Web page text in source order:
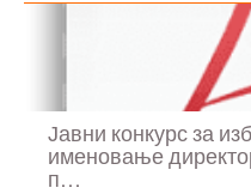
Јавни конкурс за
именовање
п...